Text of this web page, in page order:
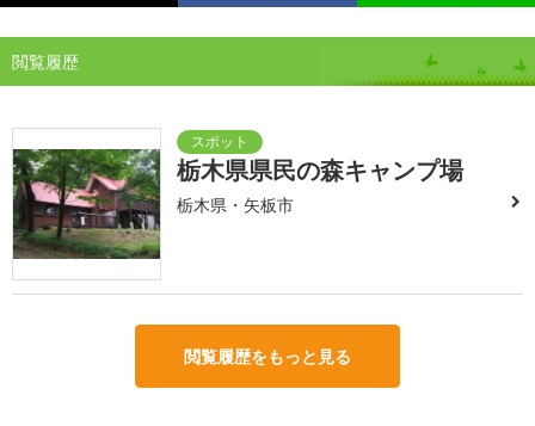
閲覧履歴
栃木県県民の森キャンプ場
栃木県・矢板市
閲覧履歴をもっと見る